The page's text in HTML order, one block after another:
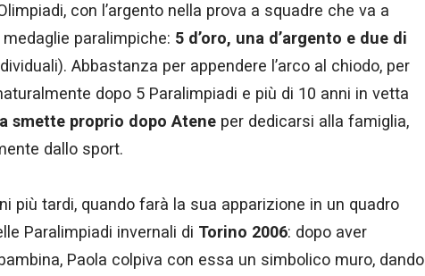
con l’argento nella prova a squadre che va a
paralimpiche: 5 d’oro, una d’argento e due di
Abbastanza per appendere l’arco al chiodo, per
dopo 5 Paralimpiadi e più di 10 anni in vetta
smette proprio dopo Atene per dedicarsi alla famiglia,
dallo sport.
più tardi, quando farà la sua apparizione in un quadro
Paralimpiadi invernali di Torino 2006: dopo aver
Paola colpiva con essa un simbolico muro, dando